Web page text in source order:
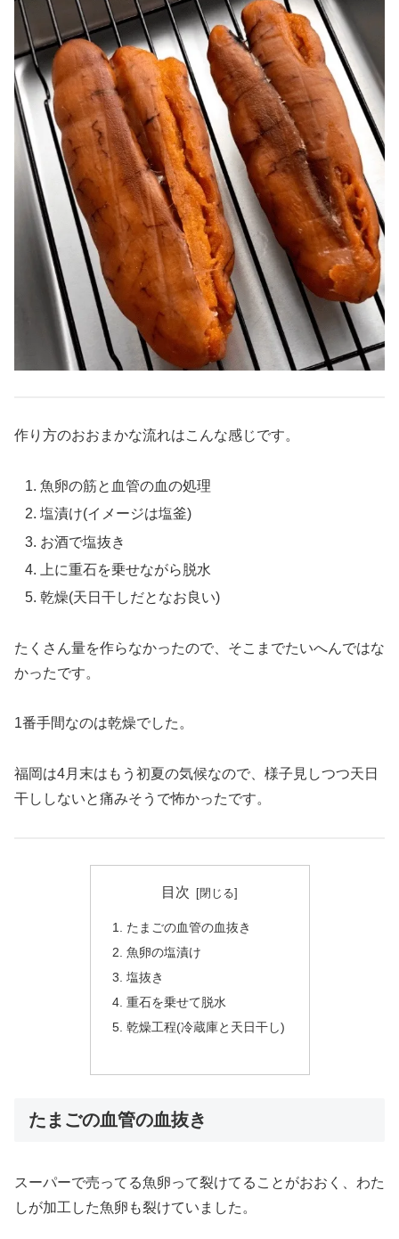
作り方のおおまかな流れはこんな感じです。
魚卵の筋と血管の血の処理
塩漬け(イメージは塩釜)
お酒で塩抜き
上に重石を乗せながら脱水
乾燥(天日干しだとなお良い)
たくさん量を作らなかったので、そこまでたいへんではな
かったです。
1番手間なのは乾燥でした。
福岡は4月末はもう初夏の気候なので、様子見しつつ天日
干ししないと痛みそうで怖かったです。
目次
たまごの血管の血抜き
魚卵の塩漬け
塩抜き
重石を乗せて脱水
乾燥工程(冷蔵庫と天日干し)
たまごの血管の血抜き
スーパーで売ってる魚卵って裂けてることがおおく、わた
しが加工した魚卵も裂けていました。